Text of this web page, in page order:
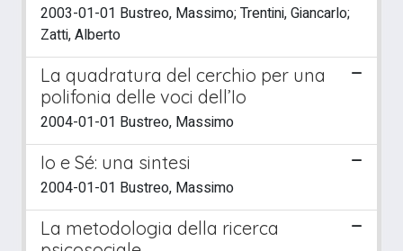
2003-01-01 Bustreo, Massimo; Trentini, Giancarlo;
Zatti, Alberto
La quadratura del cerchio per una
polifonia delle voci dell’Io
2004-01-01 Bustreo, Massimo
Io e Sé: una sintesi
2004-01-01 Bustreo, Massimo
La metodologia della ricerca